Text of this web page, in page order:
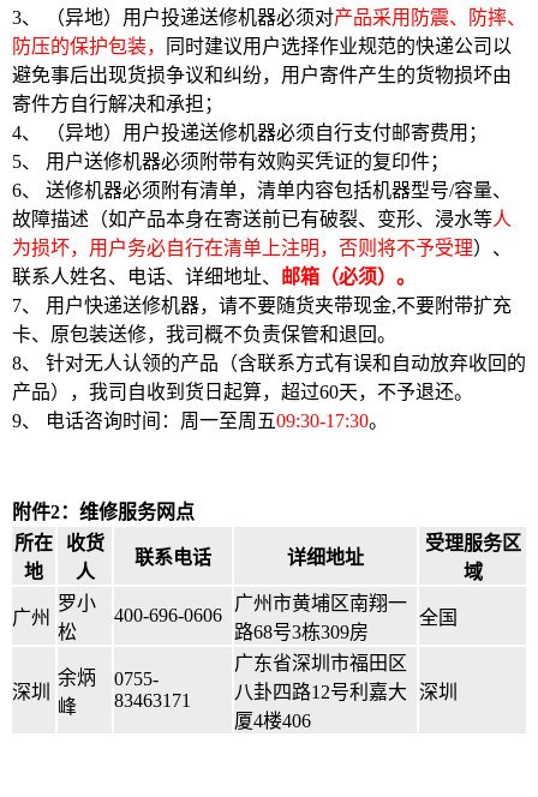
3、 （异地）用户投递送修机器必须对产品采用防震、防摔、
防压的保护包装，
同时建议用户选择作业规范的快递公司以
避免事后出现货损争议和纠纷，用户寄件产生的货物损坏由
寄件方自行解决和承担；
4、 （异地）用户投递送修机器必须自行支付邮寄费用；
5、 用户送修机器必须附带有效购买凭证的复印件；
6、 送修机器必须附有清单，清单内容包括机器型号/容量、
故障描述（如产品本身在寄送前已有破裂、变形、浸水等人
为损坏，用户务必自行在清单上注明，否则将不予受理）、
联系人姓名、电话、详细地址、 邮箱（必须）。
7、 用户快递送修机器，请不要随货夹带现金,不要附带扩充
卡、原包装送修，我司概不负责保管和退回。
8、 针对无人认领的产品（含联系方式有误和自动放弃收回的
产品），我司自收到货日起算，超过60天，不予退还。
9、 电话咨询时间：周一至周五09:30-17:30。
附件2：维修服务网点
所在
地
收货
人
联系电话 详细地址
受理服务区
域
广州
罗小
松
400-696-0606
广州市黄埔区南翔一
路68号3栋309房
全国
深圳
余炳
峰
0755-
83463171
广东省深圳市福田区
八卦四路12号利嘉大
厦4楼406
深圳